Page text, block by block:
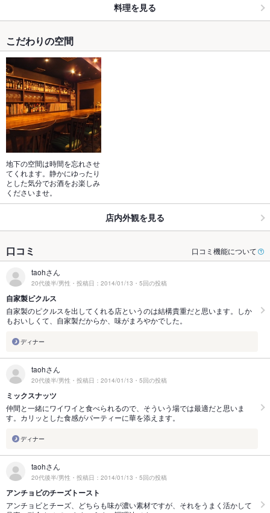
料理を見る
こだわりの空間
地下の空間は時間を忘れさせ
てくれます。静かにゆったり
とした気分でお酒をお楽しみ
くださいませ。
店内外観を見る
口コミ 口コミ機能について
taohさん
20代後半/男性・投稿日：2014/01/13・5回の投稿
自家製ピクルス
自家製のピクルスを出してくれる店というのは結構貴重だと思います。しか
もおいしくて、自家製だからか、味がまろやかでした。
ディナー
taohさん
20代後半/男性・投稿日：2014/01/13・5回の投稿
ミックスナッツ
仲間と一緒にワイワイと食べられるので、そういう場では最適だと思いま
す。カリッとした食感がパーティーに華を添えます。
ディナー
taohさん
20代後半/男性・投稿日：2014/01/13・5回の投稿
アンチョビのチーズトースト
アンチョビとチーズ、どちらも味が濃い素材ですが、それをうまく活かして